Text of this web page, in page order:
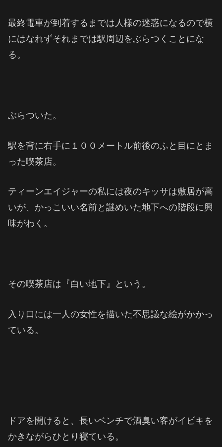
最終電車が到着するまでは人様の迷惑になるので横
にはなれずそれまでは駅周辺をぶらつくことにな
る。
ぶらついた。
駅を背に右手に１００メートル前後のふと目にとま
った喫茶店。
ティーンエイジャーの私には夜のキッサは敷居が高
いが、かっこいい名前と謎めいた地下への階段に興
味がわく。
その喫茶店は『白い地下』という。
入り口には一人の女性を描いた不思議な絵がかかっ
ている。
ドアを開けると、長いベンチで酒臭い客がイビキを
かきながらひとり寝ている。